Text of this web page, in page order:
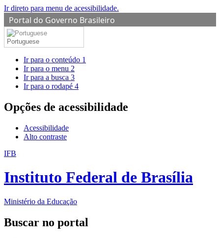
Ir direto para menu de acessibilidade.
Portal do Governo Brasileiro
Portuguese
Ir para o conteúdo 1
Ir para o menu 2
Ir para a busca 3
Ir para o rodapé 4
Opções de acessibilidade
Acessibilidade
Alto contraste
IFB
Instituto Federal de Brasília
Ministério da Educação
Buscar no portal